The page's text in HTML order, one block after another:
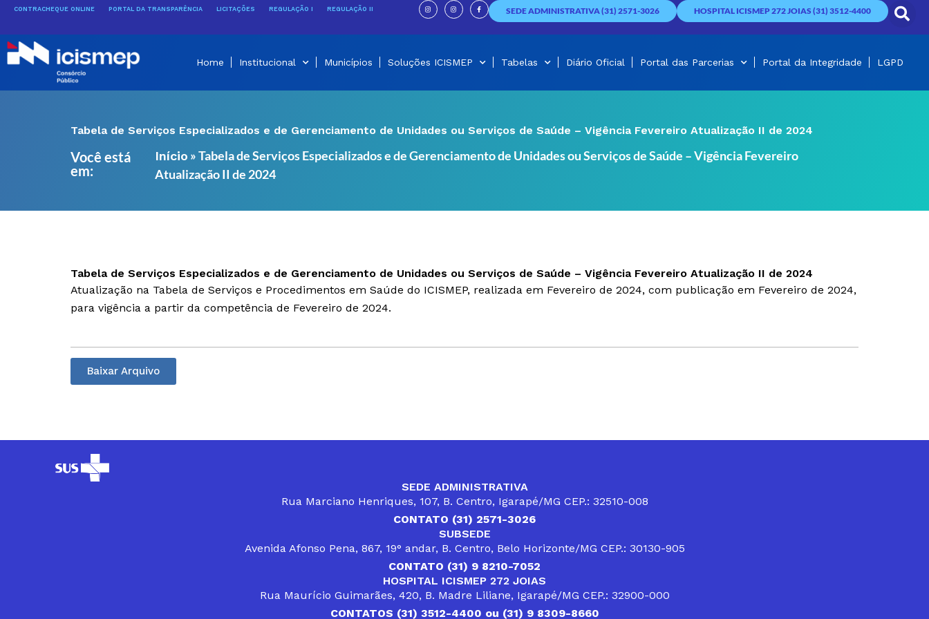
conteúdo
CONTRACHEQUE ONLINE PORTAL DA TRANSPARÊNCIA LICITAÇÕES REGULAÇÃO I REGULAÇÃO II
I
n
s
t
g
I
n
s
t
g
F
a
c
e
o
SEDE ADMINISTRATIVA (31) 2571-3026 HOSPITAL ICISMEP 272 JOIAS (31) 3512-4400
Home Institucional Municípios Soluções ICISMEP Tabelas Diário Oficial Portal das Parcerias Portal da Integridade LGPD
Tabela de Serviços Especializados e de Gerenciamento de Unidades ou Serviços de Saúde – Vigência Fevereiro Atualização II de 2024
Você está
em:
Início »Tabela de Serviços Especializados e de Gerenciamento de Unidades ou Serviços de Saúde – Vigência Fevereiro
Atualização II de 2024
Tabela de Serviços Especializados e de Gerenciamento de Unidades ou Serviços de Saúde – Vigência Fevereiro Atualização II de 2024
Atualização na Tabela de Serviços e Procedimentos em Saúde do ICISMEP, realizada em Fevereiro de 2024, com publicação em Fevereiro de 2024,
para vigência a partir da competência de Fevereiro de 2024.
Baixar Arquivo
SEDE ADMINISTRATIVA
Rua Marciano Henriques, 107, B. Centro, Igarapé/MG CEP.: 32510-008
CONTATO (31) 2571-3026
SUBSEDE
Avenida Afonso Pena, 867, 19° andar, B. Centro, Belo Horizonte/MG CEP.: 30130-905
CONTATO (31) 9 8210-7052
HOSPITAL ICISMEP 272 JOIAS
Rua Maurício Guimarães, 420, B. Madre Liliane, Igarapé/MG CEP.: 32900-000
CONTATOS (31) 3512-4400 ou (31) 9 8309-8660